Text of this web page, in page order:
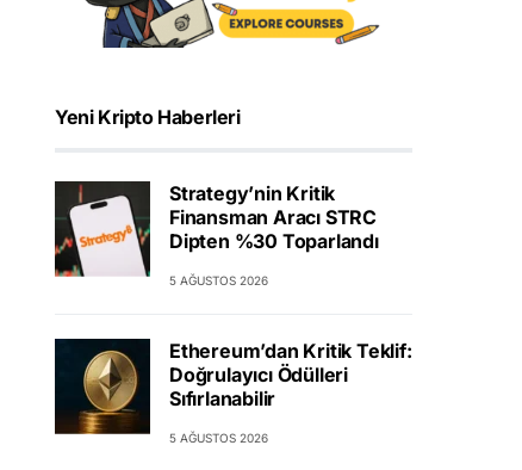
Yeni Kripto Haberleri
Strategy’nin Kritik
Finansman Aracı STRC
Dipten %30 Toparlandı
5 AĞUSTOS 2026
Ethereum’dan Kritik Teklif:
Doğrulayıcı Ödülleri
Sıfırlanabilir
5 AĞUSTOS 2026